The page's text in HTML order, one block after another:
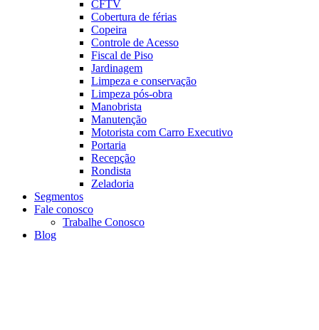
CFTV
Cobertura de férias
Copeira
Controle de Acesso
Fiscal de Piso
Jardinagem
Limpeza e conservação
Limpeza pós-obra
Manobrista
Manutenção
Motorista com Carro Executivo
Portaria
Recepção
Rondista
Zeladoria
Segmentos
Fale conosco
Trabalhe Conosco
Blog